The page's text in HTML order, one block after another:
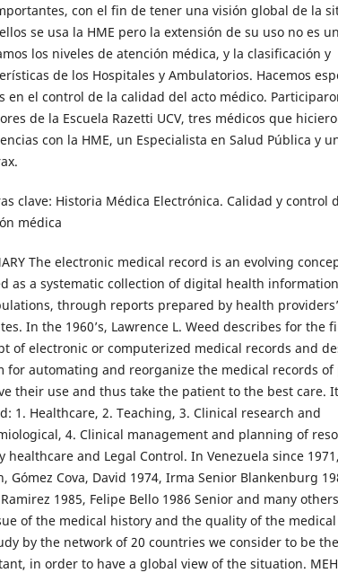
con el fin de tener una visión global de la
se usa la HME pero la extensión de su uso no es
los niveles de atención médica, y la clasificación y
de los Hospitales y Ambulatorios. Hacemos
en el control de la calidad del acto médico.
de la Escuela Razetti UCV, tres médicos que
con la HME, un Especialista en Salud Pública y
clave: Historia Médica Electrónica. Calidad y control
médica
The electronic medical record is an evolving
as a systematic collection of digital health
through reports prepared by health
In the 1960’s, Lawrence L. Weed describes for the
of electronic or computerized medical records and
for automating and reorganize the medical records
their use and thus take the patient to the best care.
1. Healthcare, 2. Teaching, 3. Clinical research and
4. Clinical management and planning of
healthcare and Legal Control. In Venezuela since
Gómez Cova, David 1974, Irma Senior Blankenburg
1985, Felipe Bello 1986 Senior and many
of the medical history and the quality of the medical
by the network of 20 countries we consider to be
in order to have a global view of the situation.